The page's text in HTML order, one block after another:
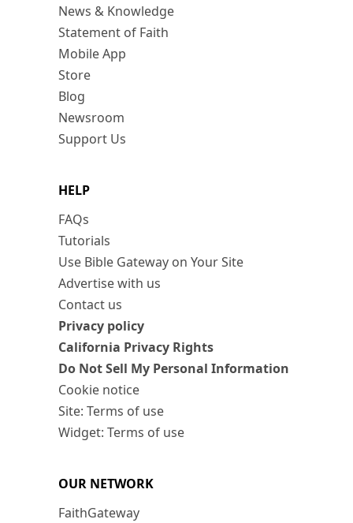
News & Knowledge
Statement of Faith
Mobile App
Store
Blog
Newsroom
Support Us
HELP
FAQs
Tutorials
Use Bible Gateway on Your Site
Advertise with us
Contact us
Privacy policy
California Privacy Rights
Do Not Sell My Personal Information
Cookie notice
Site: Terms of use
Widget: Terms of use
OUR NETWORK
FaithGateway